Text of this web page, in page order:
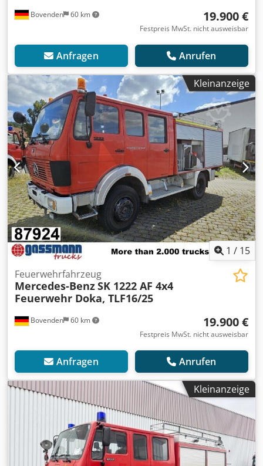
Bovenden 60 km 19.900 €
Festpreis MwSt. nicht ausweisbar
Anfragen Anrufen
Kleinanzeige
1 / 15
Bovenden 60 km
Feuerwehrfahrzeug
Mercedes-BenzSK 1222 AF 4x4
Feuerwehr Doka, TLF16/25
19.900 €
Festpreis MwSt. nicht ausweisbar
Anfragen Anrufen
Kleinanzeige